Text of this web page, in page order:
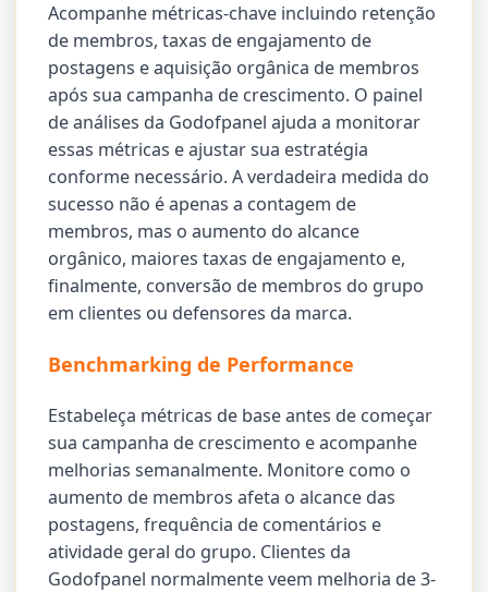
Acompanhe métricas-chave incluindo retenção
de membros, taxas de engajamento de
postagens e aquisição orgânica de membros
após sua campanha de crescimento. O painel
de análises da Godofpanel ajuda a monitorar
essas métricas e ajustar sua estratégia
conforme necessário. A verdadeira medida do
sucesso não é apenas a contagem de
membros, mas o aumento do alcance
orgânico, maiores taxas de engajamento e,
finalmente, conversão de membros do grupo
em clientes ou defensores da marca.
Benchmarking de Performance
Estabeleça métricas de base antes de começar
sua campanha de crescimento e acompanhe
melhorias semanalmente. Monitore como o
aumento de membros afeta o alcance das
postagens, frequência de comentários e
atividade geral do grupo. Clientes da
Godofpanel normalmente veem melhoria de 3-